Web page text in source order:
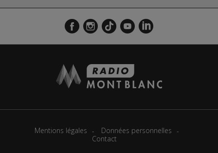
Mentions légales
Données personnelles
Contact